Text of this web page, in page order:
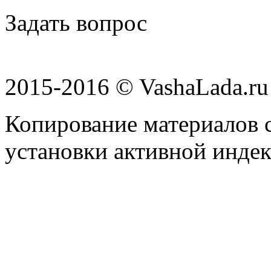
Задать вопрос
2015-2016 © VashaLada.ru
Копирование материалов
установки активной